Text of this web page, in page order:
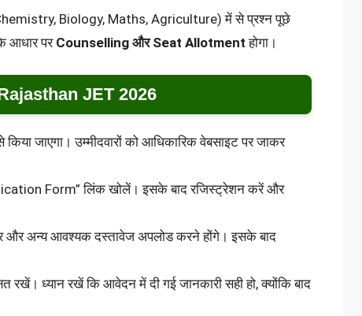
Biology, Maths, Agriculture) में से प्रश्न पूछे
आधार पर Counselling और Seat Allotment होगा।
JET 2026
जाएगा। उम्मीदवारों को आधिकारिक वेबसाइट पर जाकर
Form” लिंक खोलें। इसके बाद रजिस्ट्रेशन करें और
और अन्य आवश्यक दस्तावेज अपलोड करने होंगे। इसके बाद
ध्यान रखें कि आवेदन में दी गई जानकारी सही हो, क्योंकि बाद